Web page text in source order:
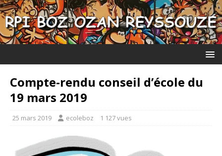
Compte-rendu conseil d’école du
19 mars 2019
25 mars 2019 ecoleboz 1 127 vues